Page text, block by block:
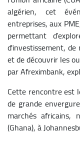
algérien, cet
entreprises, aux
permettant
d'investissement,
et de découvrir les
par Afreximbank,
Cette rencontre est
de grande
marchés africains,
(Ghana), à